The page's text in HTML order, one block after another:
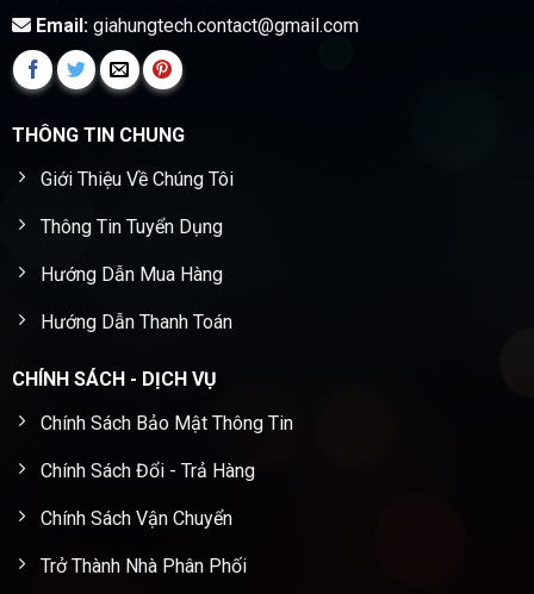
Email:giahungtech.contact@gmail.com
THÔNG TIN CHUNG
Giới Thiệu Về Chúng Tôi
Thông Tin Tuyển Dụng
Hướng Dẫn Mua Hàng
Hướng Dẫn Thanh Toán
CHÍNH SÁCH - DỊCH VỤ
Chính Sách Bảo Mật Thông Tin
Chính Sách Đổi - Trả Hàng
Chính Sách Vận Chuyển
Trở Thành Nhà Phân Phối